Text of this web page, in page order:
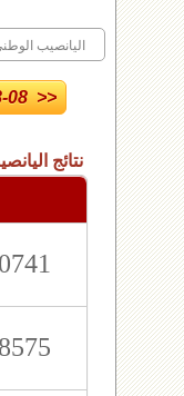
2 اليانصيب
>>
نتائج